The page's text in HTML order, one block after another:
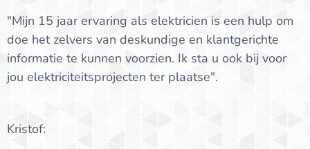
"Mijn 15 jaar ervaring als elektricien is een hulp om
doe het zelvers van deskundige en klantgerichte
informatie te kunnen voorzien. Ik sta u ook bij voor
jou elektriciteitsprojecten ter plaatse".
Kristof: